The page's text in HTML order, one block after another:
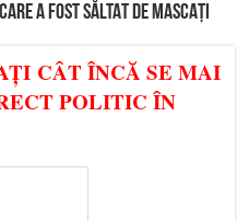
A FOST SĂLTAT DE MASCAȚI
CÂT ÎNCĂ SE MAI
POLITIC ÎN